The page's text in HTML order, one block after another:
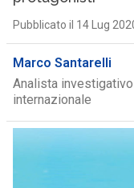
Pubblicato il 14 Lug
Marco Santarelli
Analista
internazionale